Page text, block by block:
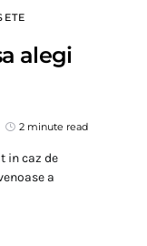
alegi
2 minute read
in caz de
a